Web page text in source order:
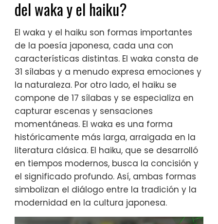
del waka y el haiku?
El waka y el haiku son formas importantes
de la poesía japonesa, cada una con
características distintas. El waka consta de
31 sílabas y a menudo expresa emociones y
la naturaleza. Por otro lado, el haiku se
compone de 17 sílabas y se especializa en
capturar escenas y sensaciones
momentáneas. El waka es una forma
históricamente más larga, arraigada en la
literatura clásica. El haiku, que se desarrolló
en tiempos modernos, busca la concisión y
el significado profundo. Así, ambas formas
simbolizan el diálogo entre la tradición y la
modernidad en la cultura japonesa.